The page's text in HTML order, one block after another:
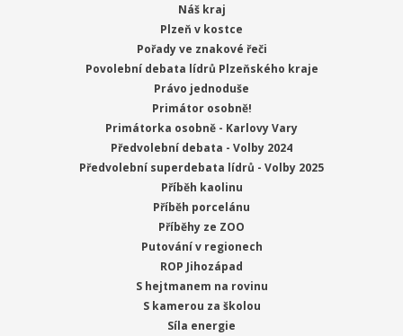
Náš kraj
Plzeň v kostce
Pořady ve znakové řeči
Povolební debata lídrů Plzeňského kraje
Právo jednoduše
Primátor osobně!
Primátorka osobně - Karlovy Vary
Předvolební debata - Volby 2024
Předvolební superdebata lídrů - Volby 2025
Příběh kaolinu
Příběh porcelánu
Příběhy ze ZOO
Putování v regionech
ROP Jihozápad
S hejtmanem na rovinu
S kamerou za školou
Síla energie